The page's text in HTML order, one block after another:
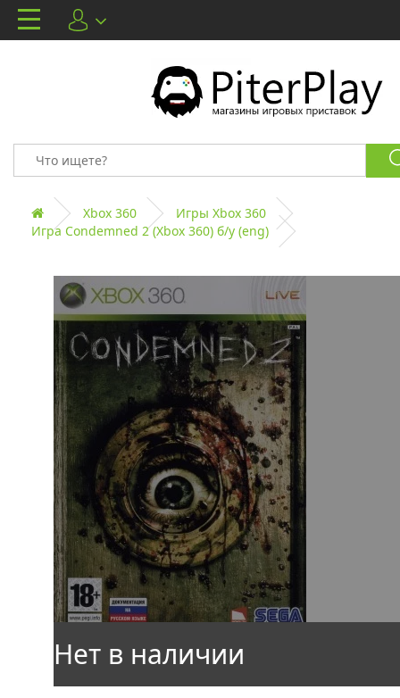
Xbox 360
Игры Xbox 360
Игра Condemned 2 (Xbox 360) б/у (eng)